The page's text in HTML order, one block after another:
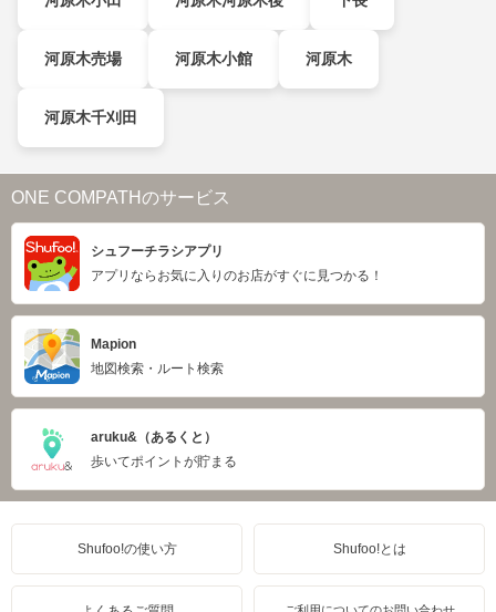
河原木売場 河原木小館 河原木
河原木千刈田
ONE COMPATHのサービス
シュフーチラシアプリ
アプリならお気に入りのお店がすぐに見つかる！
Mapion
地図検索・ルート検索
aruku&（あるくと）
歩いてポイントが貯まる
Shufoo!の使い方 Shufoo!とは